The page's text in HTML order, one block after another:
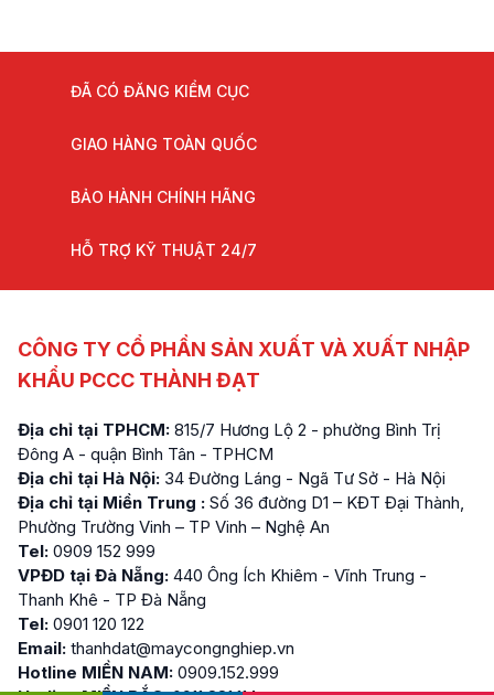
ĐÃ CÓ ĐĂNG KIỂM CỤC
GIAO HÀNG TOÀN QUỐC
BẢO HÀNH CHÍNH HÃNG
HỖ TRỢ KỸ THUẬT 24/7
CÔNG TY CỔ PHẦN SẢN XUẤT VÀ XUẤT NHẬP
KHẨU PCCC THÀNH ĐẠT
Địa chỉ tại TPHCM: 815/7 Hương Lộ 2 - phường Bình Trị
Đông A - quận Bình Tân - TPHCM
Địa chỉ tại Hà Nội: 34 Đường Láng - Ngã Tư Sở - Hà Nội
Địa chỉ tại Miền Trung : Số 36 đường D1 – KĐT Đại Thành,
Phường Trường Vinh – TP Vinh – Nghệ An
Tel: 0909 152 999
VPĐD tại Đà Nẵng: 440 Ông Ích Khiêm - Vĩnh Trung -
Thanh Khê - TP Đà Nẵng
Tel: 0901 120 122
Email: thanhdat@maycongnghiep.vn
Hotline MIỀN NAM: 0909.152.999